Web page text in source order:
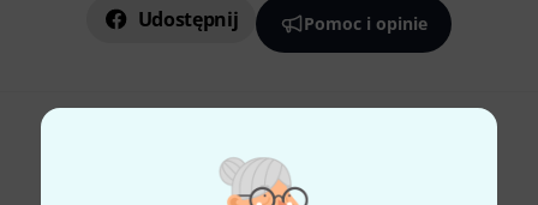
Udostępnij Pomoc i opinie